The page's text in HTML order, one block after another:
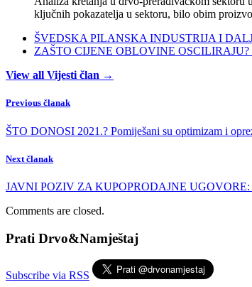
ključnih pokazatelja u sektoru, bilo obim
ŠVEDSKA PILANSKA INDUSTRIJA I
ZAŠTO CIJENE OBLOVINE OSCILIRAJU?
View all Vijesti član →
Previous članak
ŠTO DONOSI 2021.? Pomiješani su optimizam i
Next članak
JAVNI POZIV ZA KUPOPRODAJNE UGOVORE:
Comments are closed.
Prati Drvo&Namještaj
Subscribe via RSS